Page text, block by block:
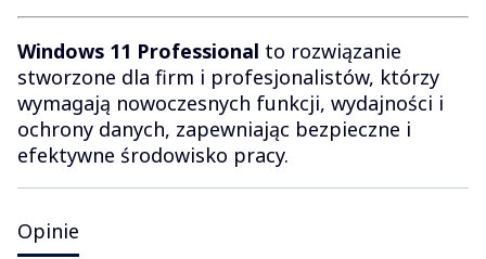
Windows 11 Professional to rozwiązanie
stworzone dla firm i profesjonalistów, którzy
wymagają nowoczesnych funkcji, wydajności i
ochrony danych, zapewniając bezpieczne i
efektywne środowisko pracy.
Opinie